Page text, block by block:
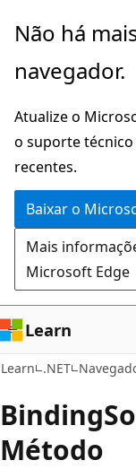
Pular
o
principal
Ignore
passe
a
navegação
na
página
Não há
navegador.
Atualize o
o suporte técnico
recentes.
Baixar o
Mais
Microsoft Edge
Learn
Learn .NET
Binding
Método